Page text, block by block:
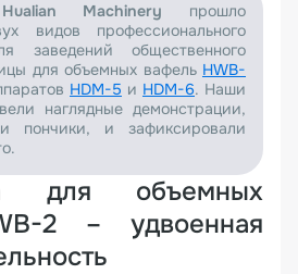
Machinery прошло
видов профессионального
заведений общественного
для объемных вафель HWB-
HDM-5 и HDM-6. Наши
наглядные демонстрации,
пончики, и зафиксировали
для объемных
2 – удвоенная